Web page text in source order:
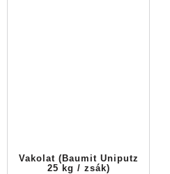
Vakolat (Baumit Uniputz
25 kg / zsák)